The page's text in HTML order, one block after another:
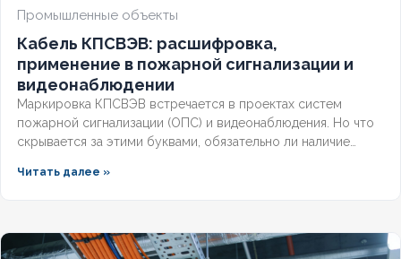
Промышленные объекты
Кабель КПСВЭВ: расшифровка,
применение в пожарной сигнализации и
видеонаблюдении
Маркировка КПСВЭВ встречается в проектах систем
пожарной сигнализации (ОПС) и видеонаблюдения. Но что
скрывается за этими буквами, обязательно ли наличие
требованиям СП и ГОСТ? Разберём полную расшифровку,
Читать далее »